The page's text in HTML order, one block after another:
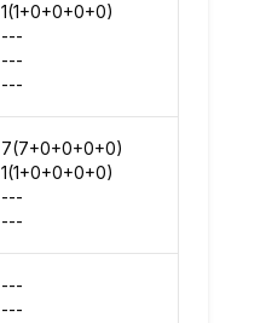
1(1+0+0+0+0)
---
---
---
7(7+0+0+0+0)
1(1+0+0+0+0)
---
---
---
---